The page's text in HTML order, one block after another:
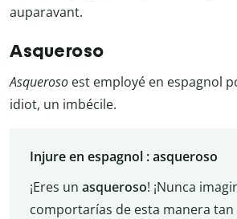
auparavant.
Asqueroso
Asqueroso est employé en espagnol
idiot, un imbécile.
Injure en espagnol : asqueroso
¡Eres un asqueroso! ¡Nunca
comportarías de esta manera tan